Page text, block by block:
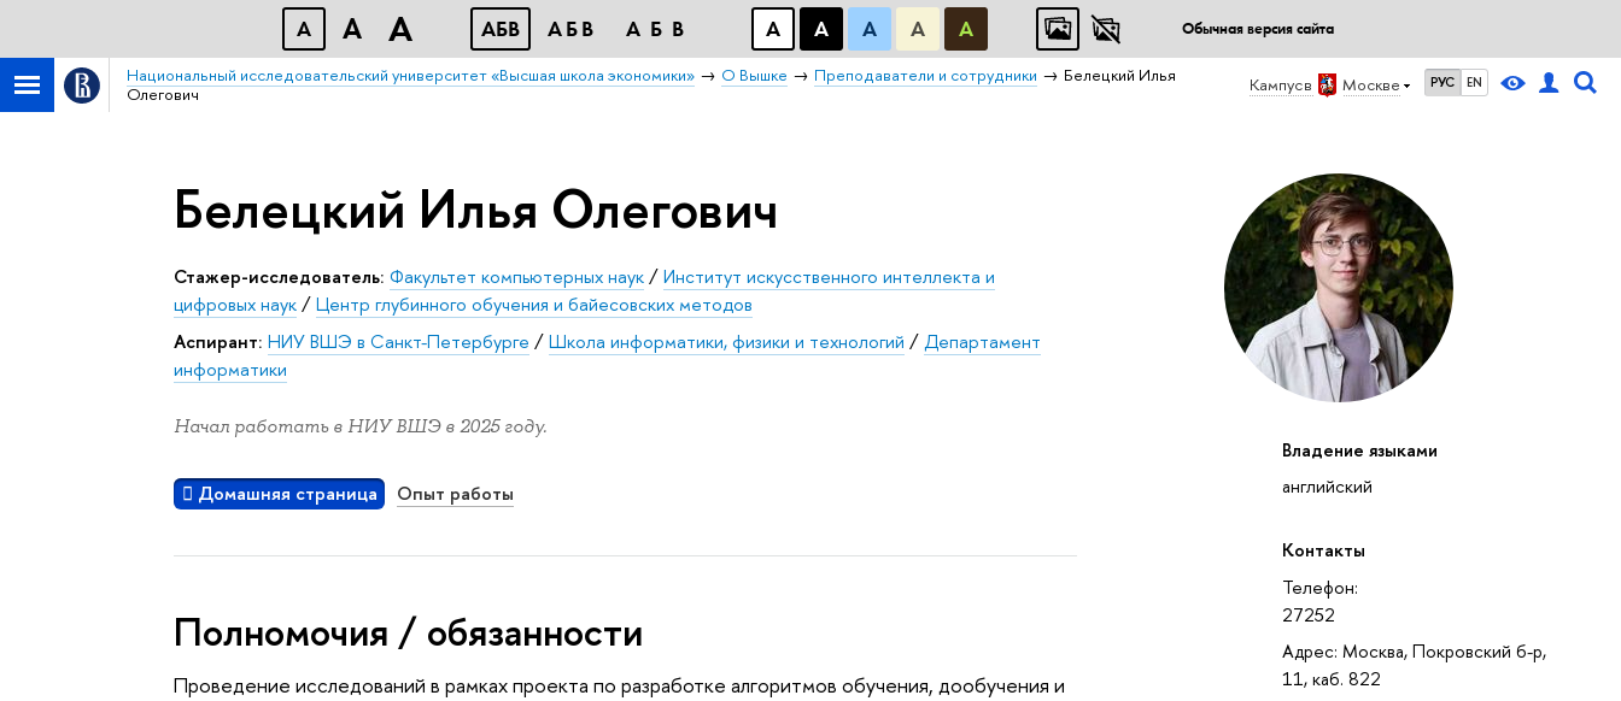
A A A АБB АБB АБB А А А А А Обычная версия сайта
Кампус в Москве РУС EN
Национальный исследовательский университет «Высшая школа экономики» О Вышке Преподаватели и сотрудники
Белецкий Илья
Олегович
Владение языками
английский
Контакты
Телефон:
27252
Адрес: Москва, Покровский б-р,
11, каб. 822
Белецкий Илья Олегович
Стажер-исследователь: Факультет компьютерных наук/Институт искусственного интеллекта и
цифровых наук/Центр глубинного обучения и байесовских методов
Аспирант: НИУ ВШЭ в Санкт-Петербурге /Школа информатики, физики и технологий /Департамент
информатики
Начал работать в НИУ ВШЭ в 2025 году.
Домашняя страница Опыт работы
Полномочия / обязанности
Проведение исследований в рамках проекта по разработке алгоритмов обучения, дообучения и